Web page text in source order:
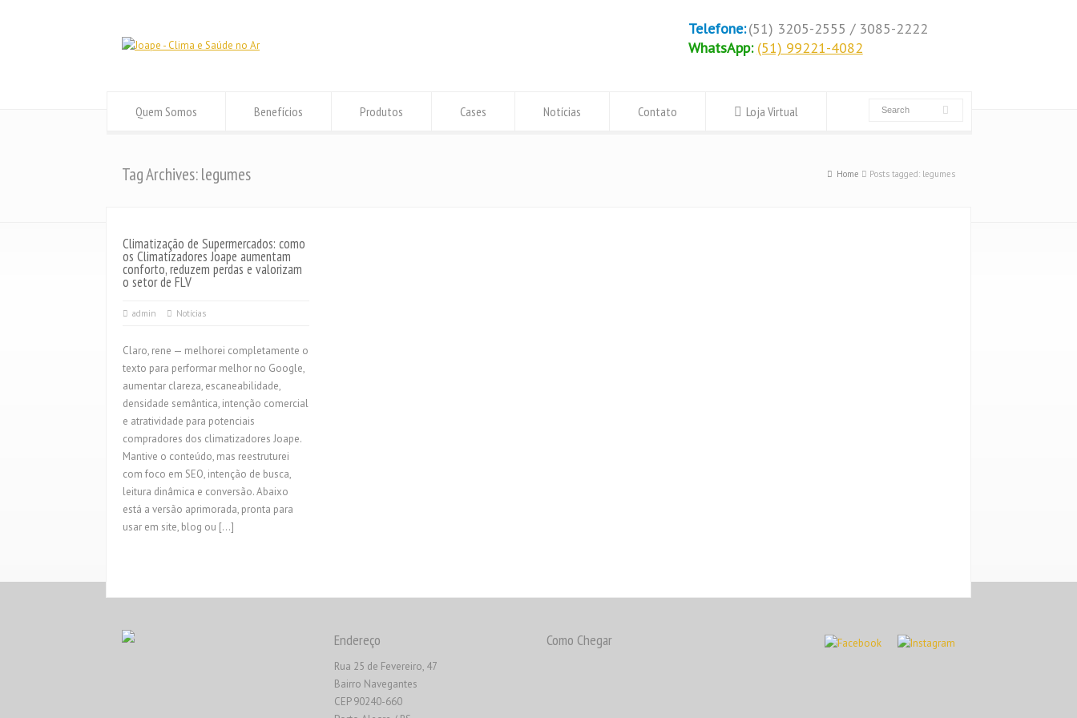
Telefone:(51) 3205-2555 / 3085-2222
WhatsApp: (51) 99221-4082
Quem Somos Benefícios Produtos Cases Notícias Contato Loja Virtual
Tag Archives: legumes Home Posts tagged: legumes
Climatização de Supermercados: como
os Climatizadores Joape aumentam
conforto, reduzem perdas e valorizam
o setor de FLV
admin Notícias
Claro, rene — melhorei completamente o
texto para performar melhor no Google,
aumentar clareza, escaneabilidade,
densidade semântica, intenção comercial
e atratividade para potenciais
compradores dos climatizadores Joape.
Mantive o conteúdo, mas reestruturei
com foco em SEO, intenção de busca,
leitura dinâmica e conversão. Abaixo
está a versão aprimorada, pronta para
usar em site, blog ou […]
Endereço
Rua 25 de Fevereiro, 47
Bairro Navegantes
CEP 90240-660
Como Chegar